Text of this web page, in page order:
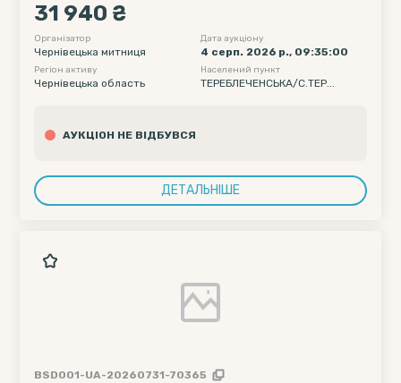
31 940 ₴
Організатор
Чернівецька митниця
Дата аукціону
4 серп. 2026 р., 09:35:00
Регіон активу
Чернівецька область
Населений пункт
ТЕРЕБЛЕЧЕНСЬКА/С.ТЕР...
АУКЦІОН НЕ ВІДБУВСЯ
ДЕТАЛЬНІШЕ
BSD001-UA-20260731-70365